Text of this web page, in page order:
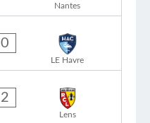
Nantes
0
LE Havre
2
Lens